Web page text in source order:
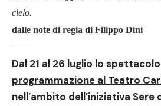
cielo.
dalle note di regia di Filippo Dini
——–
Dal 21 al 26 luglio lo
programmazione al Teatro
nell’ambito dell’iniziativa Sere